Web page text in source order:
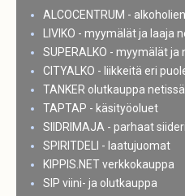
ALCOCENTRUM -
LIVIKO - myymälät ja laaja
SUPERALKO - myymälät ja
CITYALKO - liikkeitä eri
TANKER olutkauppa netissä
TAPTAP - käsityöoluet
SIIDRIMAJA - parhaat
SPIRITDELI - laatujuomat
KIPPIS.NET verkkokauppa
SIP viini- ja olutkauppa